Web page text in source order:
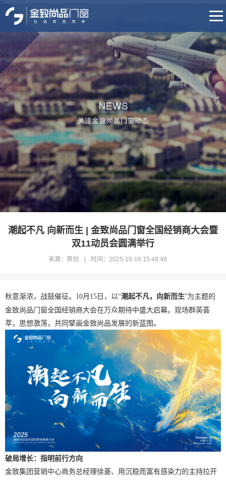
品牌介绍
产品中心
门店展示
招商加盟
培训体系
联系我们
潮起不凡 向新而生 | 金致尚品门窗全国经销商大会暨
双11动员会圆满举行
来源：原创 时间：2025-10-16 15:48:48
秋意渐浓，战鼓催征。 10月15日，以“潮起不凡，向新而生”为主题的
金致尚品门窗全国经销商大会在万众期待中盛大启幕。现场群英荟
萃，思想激荡，共同擘画金致尚品发展的新蓝图。
破局增长：指明前行方向
金致集团营销中心商务总经理徐菱、用沉稳而富有感染力的主持拉开